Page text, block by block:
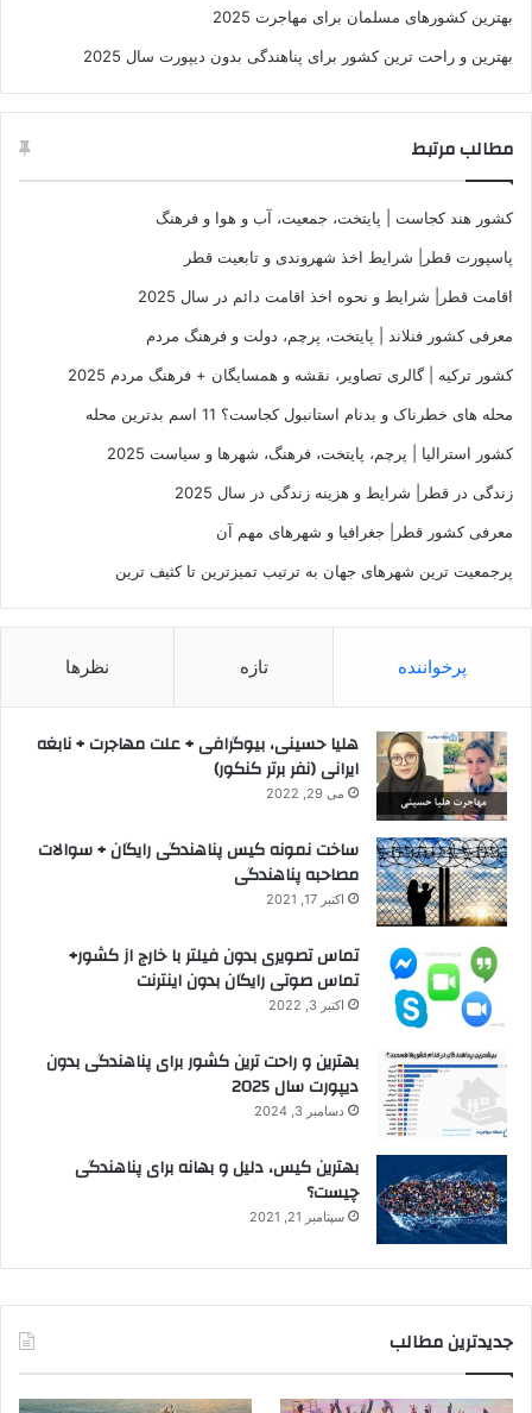
بهترین کشورهای مسلمان برای مهاجرت 2025
بهترین و راحت ترین کشور برای پناهندگی بدون دیپورت سال 2025
مطالب مرتبط
کشور هند کجاست | پایتخت، جمعیت، آب و هوا و فرهنگ
پاسپورت قطر| شرایط اخذ شهروندی و تابعیت قطر
اقامت قطر| شرایط و نحوه اخذ اقامت دائم در سال 2025
معرفی کشور فنلاند | پایتخت، پرچم، دولت و فرهنگ مردم
کشور ترکیه | گالری تصاویر، نقشه و همسایگان + فرهنگ مردم 2025
محله های خطرناک و بدنام استانبول کجاست؟ 11 اسم بدترین محله
کشور استرالیا | پرچم، پایتخت، فرهنگ، شهرها و سیاست 2025
زندگی در قطر| شرایط و هزینه زندگی در سال 2025
معرفی کشور قطر| جغرافیا و شهرهای مهم آن
پرجمعیت‌ ترین شهرهای جهان به ترتیب تمیزترین تا کثیف ترین
پرخواننده تازه نظرها
هلیا حسینی، بیوگرافی + علت مهاجرت + نابغه
ایرانی (نفر برتر کنکور)
می 29, 2022
ساخت نمونه کیس پناهندگی رایگان + سوالات
مصاحبه پناهندگی
اکتبر 17, 2021
تماس تصویری بدون فیلتر با خارج از کشور+
تماس صوتی رایگان بدون اینترنت
اکتبر 3, 2022
بهترین و راحت ترین کشور برای پناهندگی بدون
دیپورت سال 2025
دسامبر 3, 2024
بهترین کیس، دلیل و بهانه برای پناهندگی
چیست؟
سپتامبر 21, 2021
جدیدترین مطالب